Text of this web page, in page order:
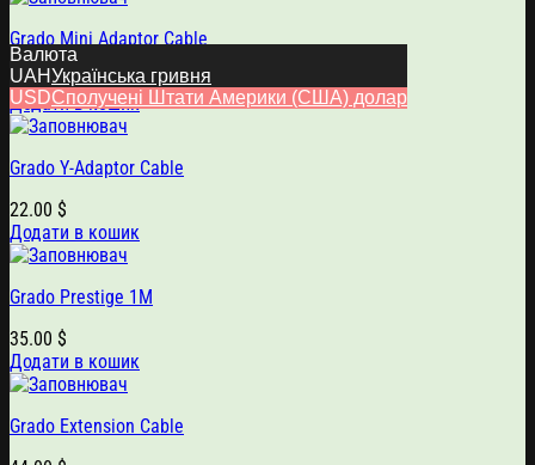
Grado Mini Adaptor Cable
17.00$
Додати в кошик
Grado Y-Adaptor Cable
22.00 $
Додати в кошик
Grado Prestige 1M
35.00 $
Додати в кошик
Grado Extension Cable
Валюта
UAHУкраїнська гривня
USDСполучені Штати Америки (США) долар